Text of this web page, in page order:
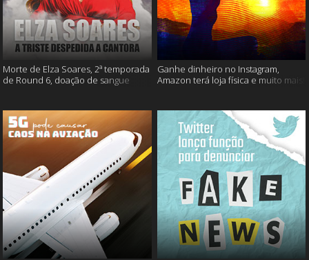
Morte de Elza Soares, 2ª temporada
de Round 6, doação de sangue
Ganhe dinheiro no Instagram,
Amazon terá loja física e muito mais!